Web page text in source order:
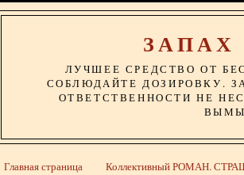
ЗАПАХ
ЛУЧШЕЕ СРЕДСТВО ОТ
СОБЛЮДАЙТЕ ДОЗИРОВКУ.
ОТВЕТСТВЕННОСТИ НЕ
Главная страница Коллективный РОМАН.